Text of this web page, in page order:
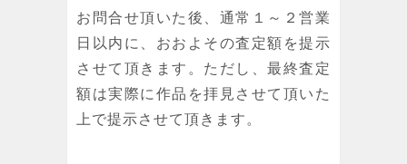
お問合せ頂いた後、通常１～２営業
日以内に、おおよその査定額を提示
させて頂きます。ただし、最終査定
額は実際に作品を拝見させて頂いた
上で提示させて頂きます。